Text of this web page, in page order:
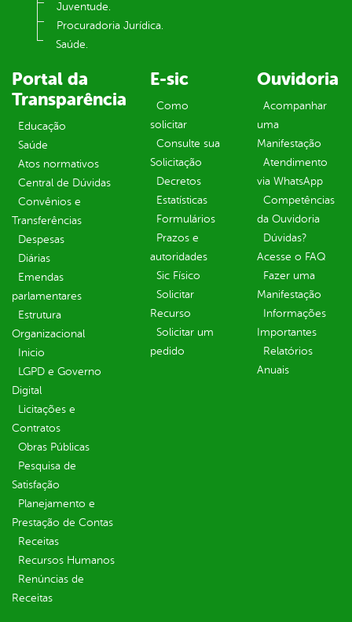
Juventude.
Procuradoria Jurídica.
Saúde.
Portal da
Transparência
Educação
Saúde
Atos normativos
Central de Dúvidas
Convênios e
Transferências
Despesas
Diárias
Emendas
parlamentares
Estrutura
Organizacional
Inicio
LGPD e Governo
Digital
Licitações e
Contratos
Obras Públicas
Pesquisa de
Satisfação
Planejamento e
Prestação de Contas
Receitas
Recursos Humanos
Renúncias de
Receitas
E-sic
Como
solicitar
Consulte sua
Solicitação
Decretos
Estatísticas
Formulários
Prazos e
autoridades
Sic Físico
Solicitar
Recurso
Solicitar um
pedido
Ouvidoria
Acompanhar
uma
Manifestação
Atendimento
via WhatsApp
Competências
da Ouvidoria
Dúvidas?
Acesse o FAQ
Fazer uma
Manifestação
Informações
Importantes
Relatórios
Anuais